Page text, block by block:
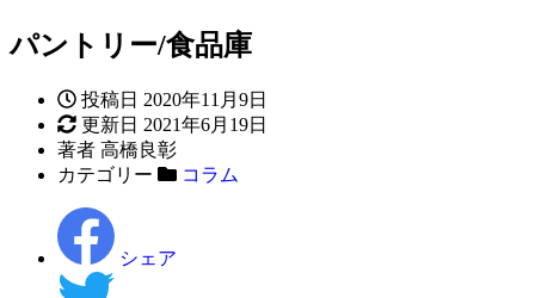
パントリー/食品庫
投稿日 2020年11月9日
更新日 2021年6月19日
著者 高橋良彰
カテゴリー
コラム
シェア